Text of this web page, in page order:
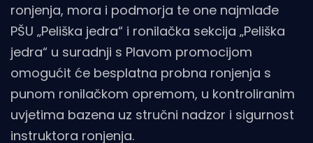
ronjenja, mora i podmorja te one najmlađe
PŠU „Peliška jedra“ i ronilačka sekcija „Peliška
jedra“ u suradnji s Plavom promocijom
omogućit će besplatna probna ronjenja s
punom ronilačkom opremom, u kontroliranim
uvjetima bazena uz stručni nadzor i sigurnost
instruktora ronjenja.